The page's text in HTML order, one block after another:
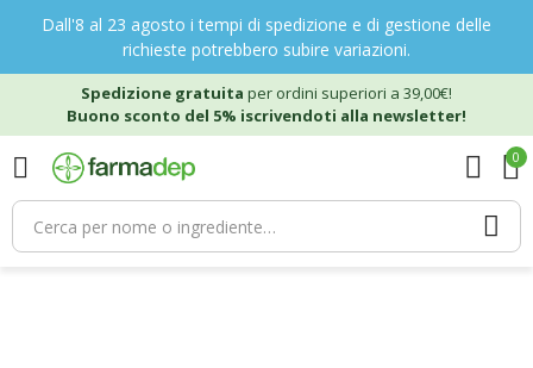
Dall'8 al 23 agosto i tempi di spedizione e di gestione delle
richieste potrebbero subire variazioni.
Spedizione gratuita per ordini superiori a 39,00€!
Buono sconto del 5% iscrivendoti alla newsletter!
0